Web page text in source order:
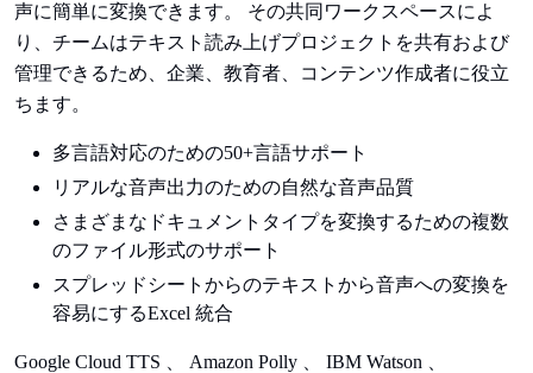
声に簡単に変換できます。 その共同ワークスペースによ
り、チームはテキスト読み上げプロジェクトを共有および
管理できるため、企業、教育者、コンテンツ作成者に役立
ちます。
多言語対応のための50+言語サポート
リアルな音声出力のための自然な音声品質
さまざまなドキュメントタイプを変換するための複数
のファイル形式のサポート
スプレッドシートからのテキストから音声への変換を
容易にするExcel 統合
Google Cloud TTS 、 Amazon Polly 、 IBM Watson 、